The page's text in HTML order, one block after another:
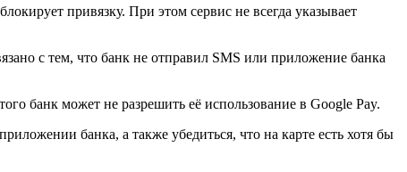
привязку. При этом сервис не всегда указывает
с тем, что банк не отправил SMS или приложение банка
банк может не разрешить её использование в Google Pay.
банка, а также убедиться, что на карте есть хотя бы